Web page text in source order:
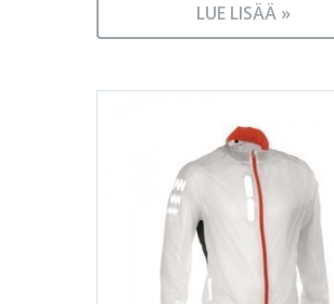
LUE LISÄÄ »